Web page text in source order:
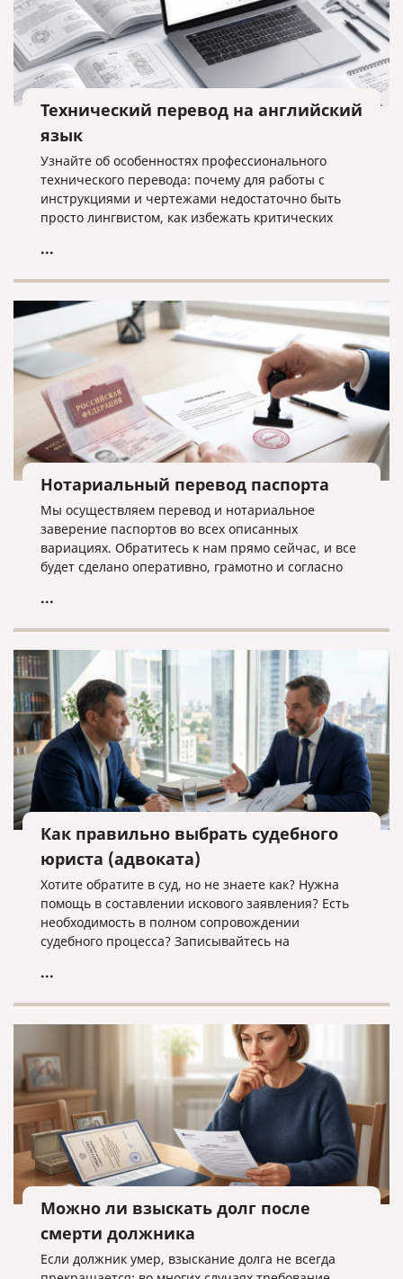
Технический перевод на английский
язык
Узнайте об особенностях профессионального
технического перевода: почему для работы с
инструкциями и чертежами недостаточно быть
просто лингвистом, как избежать критических
получения качественного результата при работе с
...
Нотариальный перевод паспорта
Мы осуществляем перевод и нотариальное
заверение паспортов во всех описанных
вариациях. Обратитесь к нам прямо сейчас, и все
будет сделано оперативно, грамотно и согласно
...
Как правильно выбрать судебного
юриста (адвоката)
Хотите обратите в суд, но не знаете как? Нужна
помощь в составлении искового заявления? Есть
необходимость в полном сопровождении
судебного процесса? Записывайтесь на
cлово» по адресу law@pravoislovo.ru
...
Можно ли взыскать долг после
смерти должника
Если должник умер, взыскание долга не всегда